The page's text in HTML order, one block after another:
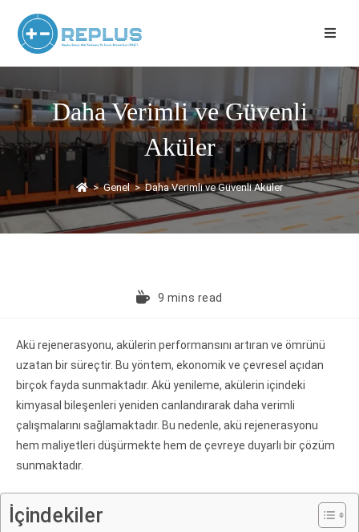
Daha Verimli ve Güvenli
Aküler
> Genel > Daha Verimli ve Güvenli Aküler
9 mins read
Akü rejenerasyonu, akülerin performansını artıran ve ömrünü
uzatan bir süreçtir. Bu yöntem, ekonomik ve çevresel açıdan
birçok fayda sunmaktadır. Akü yenileme, akülerin içindeki
kimyasal bileşenleri yeniden canlandırarak daha verimli
çalışmalarını sağlamaktadır. Bu nedenle, akü rejenerasyonu
hem maliyetleri düşürmekte hem de çevreye duyarlı bir çözüm
sunmaktadır.
İçindekiler